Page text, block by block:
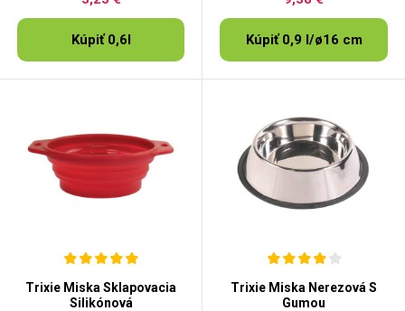
Kúpiť 0,6l Kúpiť 0,9 l/ø16 cm
Trixie Miska Sklapovacia
Silikónová
Trixie Miska Nerezová S
Gumou